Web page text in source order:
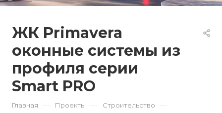
ЖК Primavera
оконные системы из
профиля серии
Smart PRO
Главная — Проекты — Строительство —